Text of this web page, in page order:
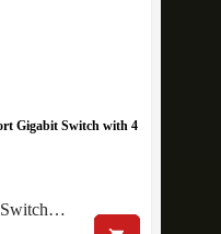
Gigabit Switch with 4
Switch…